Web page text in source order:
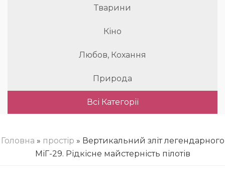
Тварини
Кіно
Любов, Кохання
Природа
Всі Категорії
Головна » простір » Вертикальний зліт легендарного
МіГ-29. Рідкісне майстерність пілотів